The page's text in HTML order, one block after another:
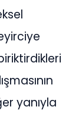
yanıyla